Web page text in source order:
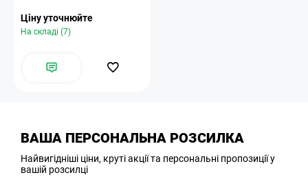
Ціну уточнюйте
На складі (7)
ВАША ПЕРСОНАЛЬНА РОЗСИЛКА
Найвигідніші ціни, круті акції та персональні пропозиції у
вашій розсилці